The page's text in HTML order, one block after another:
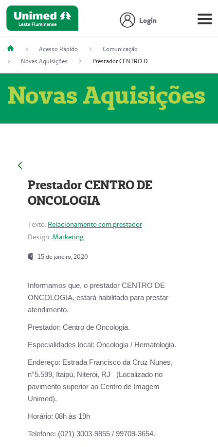
Login
Acesso Rápido
Comunicação
Novas Aquisições
Prestador CENTRO DE ONCOLOGIA
Novas Aquisições
Prestador CENTRO DE
ONCOLOGIA
Texto: Relacionamento com prestador
Design: Marketing
15 de janeiro, 2020
Informamos que, o prestador CENTRO DE
ONCOLOGIA, estará habilitado para prestar
atendimento.
Prestador: Centro de Oncologia.
Especialidades local: Oncologia / Hematologia.
Endereço: Estrada Francisco da Cruz Nunes,
n°5.599, Itaipú, Niterói, RJ (Localizado no
pavimento superior ao Centro de Imagem
Unimed).
Horário: 08h às 19h
Telefone: (021) 3003-9855 / 99709-3654.